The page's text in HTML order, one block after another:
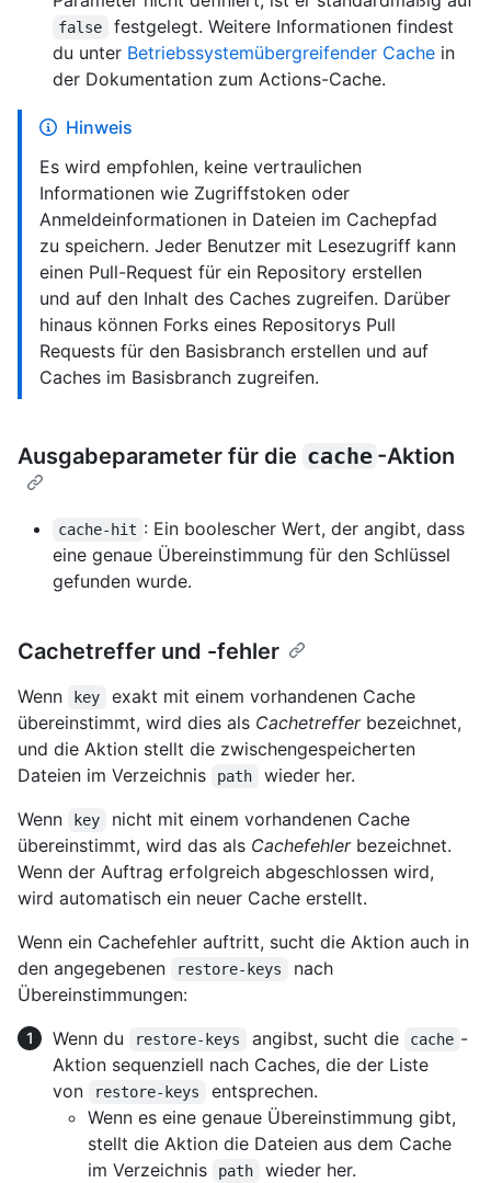
false
festgelegt. Weitere Informationen findest
du unter Betriebssystemübergreifender Cache in
der Dokumentation zum Actions-Cache.
Hinweis
Es wird empfohlen, keine vertraulichen
Informationen wie Zugriffstoken oder
Anmeldeinformationen in Dateien im Cachepfad
zu speichern. Jeder Benutzer mit Lesezugriff kann
einen Pull-Request für ein Repository erstellen
und auf den Inhalt des Caches zugreifen. Darüber
hinaus können Forks eines Repositorys Pull
Requests für den Basisbranch erstellen und auf
Caches im Basisbranch zugreifen.
Ausgabeparameter für die cache -Aktion
cache-hit : Ein boolescher Wert, der angibt, dass
eine genaue Übereinstimmung für den Schlüssel
gefunden wurde.
Cachetreffer und -fehler
Wenn key
exakt mit einem vorhandenen Cache
übereinstimmt, wird dies als Cachetrefferbezeichnet,
und die Aktion stellt die zwischengespeicherten
Dateien im Verzeichnis
path
wieder her.
Wenn
key
nicht mit einem vorhandenen Cache
übereinstimmt, wird das als Cachefehlerbezeichnet.
Wenn der Auftrag erfolgreich abgeschlossen wird,
wird automatisch ein neuer Cache erstellt.
Wenn ein Cachefehler auftritt, sucht die Aktion auch in
den angegebenen
restore-keys
nach
Übereinstimmungen:
Wenn du
restore-keys angibst, sucht die cache -
Aktion sequenziell nach Caches, die der Liste
von
restore-keys
entsprechen.
Wenn es eine genaue Übereinstimmung gibt,
stellt die Aktion die Dateien aus dem Cache
im Verzeichnis
path
wieder her.